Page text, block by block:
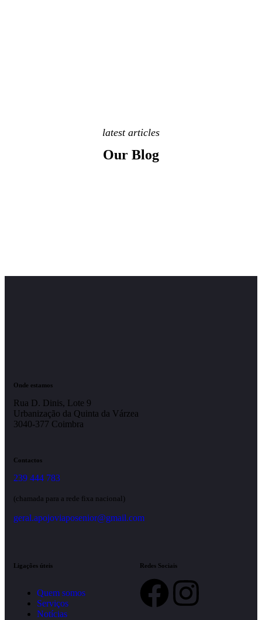
latest articles
Our Blog
Onde estamos
Rua D. Dinis, Lote 9
Urbanização da Quinta da Várzea
3040-377 Coimbra
Contactos
239 444 783
(chamada para a rede fixa nacional)
geral.apojoviaposenior@gmail.com
Ligações úteis
Quem somos
Serviços
Notícias
Redes Sociais